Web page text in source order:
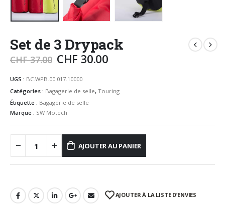
Set de 3 Drypack
CHF37.00 CHF 30.00
UGS : BC.WPB.00.017.10000
Catégories : Bagagerie de selle, Touring
Étiquette : Bagagerie de selle
Marque : SW Motech
AJOUTER AU PANIER
AJOUTER À LA LISTE D’ENVIES